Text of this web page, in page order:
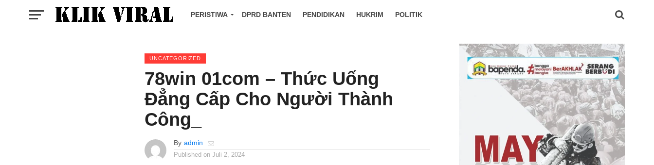
PERISTIWA DPRD BANTEN PENDIDIKAN HUKRIM POLITIK
UNCATEGORIZED
78win 01com – Thức Uống
Đẳng Cấp Cho Người Thành
Công_
By admin
Published on Juli 2, 2024